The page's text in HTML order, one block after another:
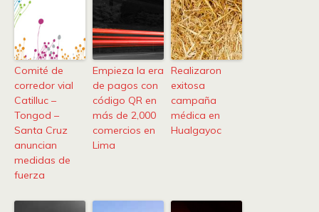
Comité de
corredor vial
Catilluc –
Tongod –
Santa Cruz
anuncian
medidas de
fuerza
Empieza la era
de pagos con
código QR en
más de 2,000
comercios en
Lima
Realizaron
exitosa
campaña
médica en
Hualgayoc